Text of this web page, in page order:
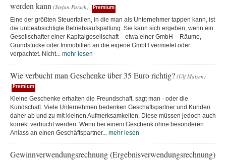
werden kann (Stefan Parsch) Premium
Eine der größten Steuerfallen, in die man als Unternehmer tappen kann, ist
die unbeabsichtigte Betriebsaufspaltung. Sie kann sich ergeben, wenn ein
Gesellschafter einer Kapitalgesellschaft – etwa einer GmbH – Räume,
Grundstücke oder Immobilien an die eigene GmbH vermietet oder
verpachtet. Nicht... mehr lesen
Wie verbucht man Geschenke über 35 Euro richtig? (Ulf Matzen)
Premium
Kleine Geschenke erhalten die Freundschaft, sagt man - oder die
Kundschaft. Viele Unternehmen bedenken Geschäftspartner und Kunden
daher ab und zu mit kleinen Aufmerksamkeiten. Diese müssen jedoch auch
korrekt verbucht werden. Wenn bei einem Geschenk ohne besonderen
Anlass an einen Geschäftspartner... mehr lesen
Gewinnverwendungsrechnung (Ergebnisverwendungsrechnung)